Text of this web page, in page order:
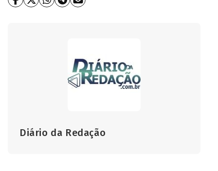
Diário da Redação